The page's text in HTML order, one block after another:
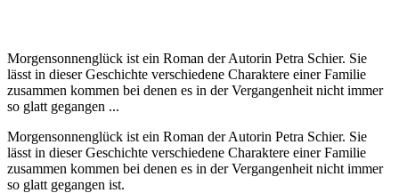
Morgensonnenglück ist ein Roman der Autorin Petra Schier. Sie
lässt in dieser Geschichte verschiedene Charaktere einer Familie
zusammen kommen bei denen es in der Vergangenheit nicht immer
so glatt gegangen ...
Morgensonnenglück ist ein Roman der Autorin Petra Schier. Sie
lässt in dieser Geschichte verschiedene Charaktere einer Familie
zusammen kommen bei denen es in der Vergangenheit nicht immer
so glatt gegangen ist.